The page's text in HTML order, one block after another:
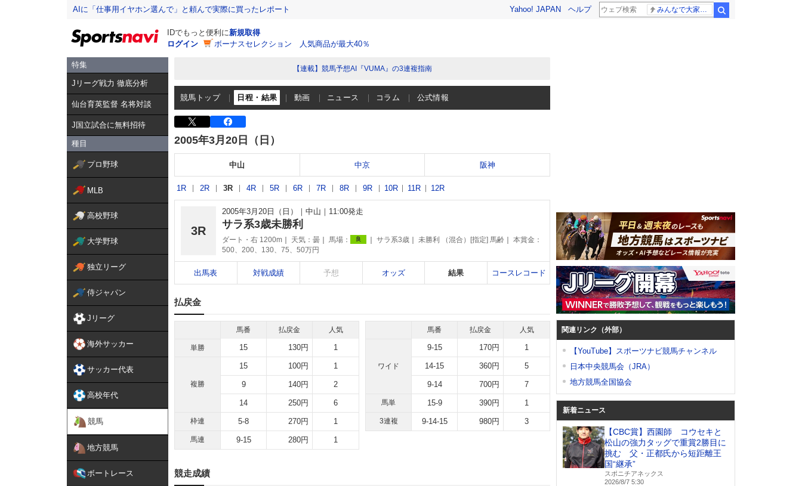
AIに「仕事用イヤホン選んで」と頼んで実際に買ったレポート Yahoo! JAPAN ヘルプ
IDでもっと便利に新規取得
ログイン
ボーナスセレクション 人気商品が最大40％
特集
Jリーグ戦力 徹底分析
仙台育英監督 名将対談
J国立試合に無料招待
種目
プロ野球
MLB
高校野球
大学野球
独立リーグ
侍ジャパン
Jリーグ
海外サッカー
サッカー代表
高校年代
競馬
地方競馬
ボートレース
【連載】競馬予想AI『VUMA』の3連複指南
競馬トップ 日程・結果 動画 ニュース コラム 公式情報
2005年3月20日（日）
中山 中京 阪神
1R 2R 3R 4R 5R 6R 7R 8R 9R 10R 11R 12R
3R
2005年3月20日（日） 中山 11:00発走
サラ系3歳未勝利
ダート・右 1200m 天気： 曇 馬場： 良 サラ系3歳 未勝利 （混合）[指定] 馬齢
本賞金：
500、200、130、75、50万円
出馬表 対戦成績 予想 オッズ 結果 コースレコード
払戻金
馬番 払戻金 人気
単勝 15 130円 1
複勝
15 100円 1
9 140円 2
14 250円 6
枠連 5-8 270円 1
馬連 9-15 280円 1
馬番 払戻金 人気
ワイド
9-15 170円 1
14-15 360円 5
9-14 700円 7
馬単 15-9 390円 1
3連複 9-14-15 980円 3
競走成績
関連リンク（外部）
【YouTube】スポーツナビ競馬チャンネル
日本中央競馬会（JRA）
地方競馬全国協会
新着ニュース
【CBC賞】西園師 コウセキと
松山の強力タッグで重賞2勝目に
挑む 父・正都氏から短距離王
国“継承”
スポニチアネックス
2026/8/7 5:30